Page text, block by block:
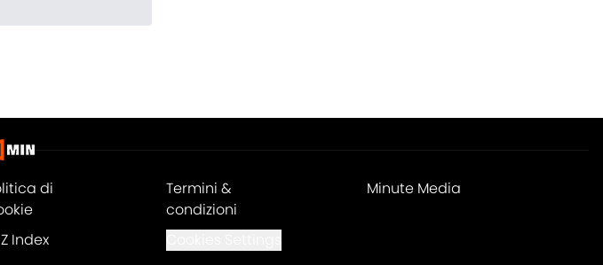
personalized content recommendations
di
Termini &
condizioni
Minute Media
Index